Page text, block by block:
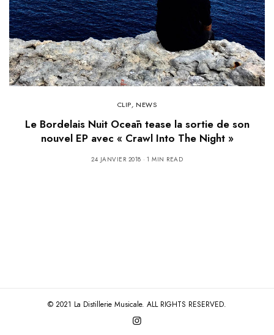
CLIP, NEWS
Le Bordelais Nuit Oceān tease la sortie de son
nouvel EP avec « Crawl Into The Night »
24 JANVIER 2018 1 MIN READ
© 2021 La Distillerie Musicale. ALL RIGHTS RESERVED.